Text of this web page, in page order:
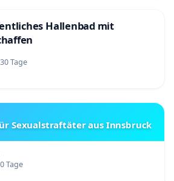
Hallenbad mit
Tage
Sexualstraftäter aus Innsbruck
Tage